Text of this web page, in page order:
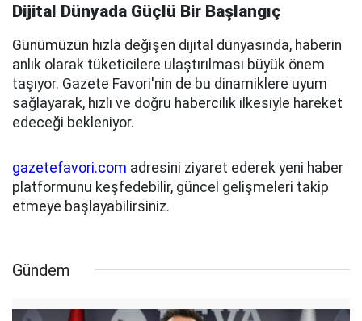
Dijital Dünyada Güçlü Bir Başlangıç
Günümüzün hızla değişen dijital dünyasında, haberin
anlık olarak tüketicilere ulaştırılması büyük önem
taşıyor. Gazete Favori'nin de bu dinamiklere uyum
sağlayarak, hızlı ve doğru habercilik ilkesiyle hareket
edeceği bekleniyor.
gazetefavori.com adresini ziyaret ederek yeni haber
platformunu keşfedebilir, güncel gelişmeleri takip
etmeye başlayabilirsiniz.
Gündem